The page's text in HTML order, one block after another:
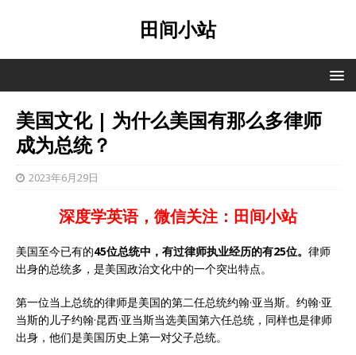
田间小站
美国文化 | 为什么美国有那么多律师
成为总统？
2023年6月29日
深度学英语，微信关注：田间小站
美国至今已有的45位总统中，有过律师执业经历的有25位。 律师
出身的总统多，是美国政治文化中的一个突出特点。
第一位当上总统的律师是美国的第二任总统约翰·亚当斯。约翰·亚
当斯的儿子约翰·昆西·亚当斯当选美国第六任总统，同样也是律师
出身，他们是美国历史上第一对父子总统。